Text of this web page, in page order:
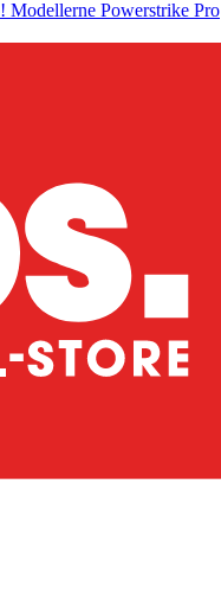
! Modellerne Powerstrike Pro